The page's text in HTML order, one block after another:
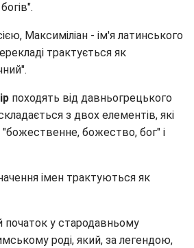
Максиміліан - ім'я латинського
трактується як
походять від давньогрецького
з двох елементів, які
божество, бог" і
імен трактуються як
початок у стародавньому
роді, який, за легендою,